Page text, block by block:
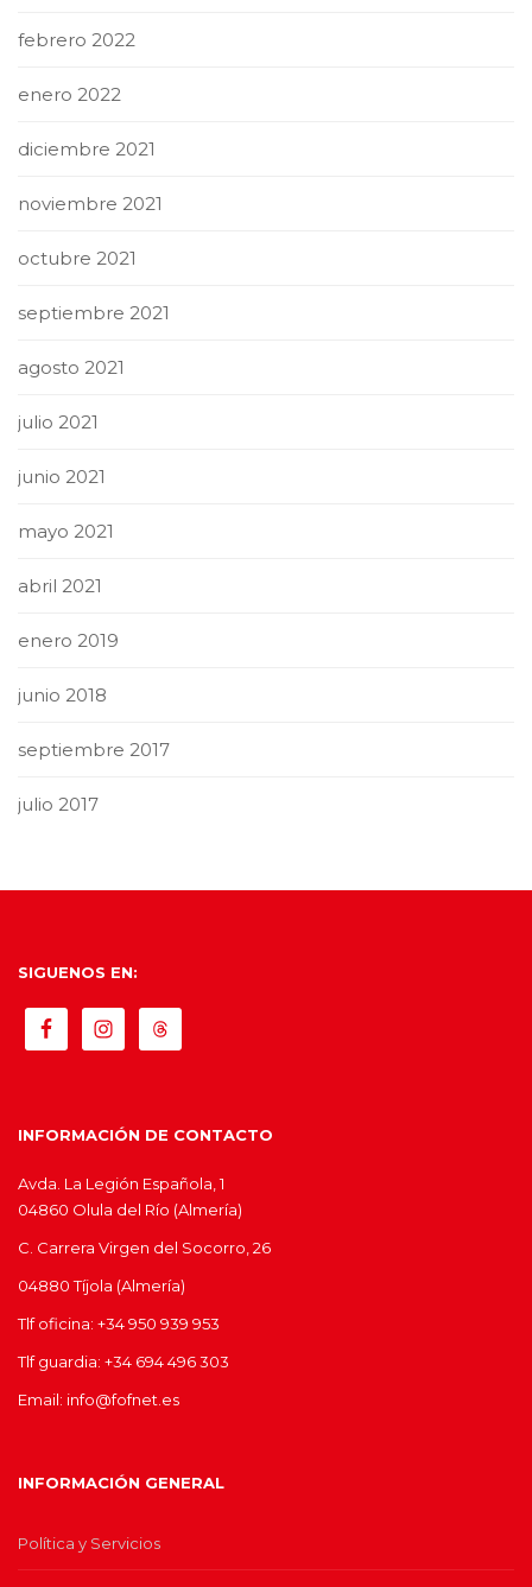
febrero 2022
enero 2022
diciembre 2021
noviembre 2021
octubre 2021
septiembre 2021
agosto 2021
julio 2021
junio 2021
mayo 2021
abril 2021
enero 2019
junio 2018
septiembre 2017
julio 2017
SIGUENOS EN:
INFORMACIÓN DE CONTACTO
Avda. La Legión Española, 1
04860 Olula del Río (Almería)
C. Carrera Virgen del Socorro, 26
04880 Tíjola (Almería)
Tlf oficina: +34 950 939 953
Tlf guardia: +34 694 496 303
Email: info@fofnet.es
INFORMACIÓN GENERAL
Política y Servicios